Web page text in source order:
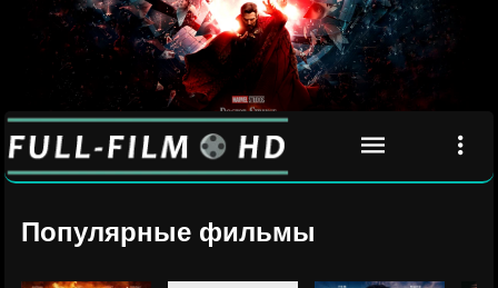
Популярные фильмы